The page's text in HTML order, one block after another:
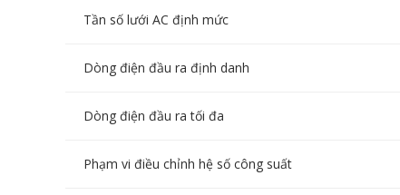
Tần số lưới AC định mức
Dòng điện đầu ra định danh
Dòng điện đầu ra tối đa
Phạm vi điều chỉnh hệ số công suất